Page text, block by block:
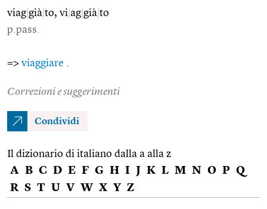
viag già to, vi ag già to
p.pass.
=> viaggiare
Correzioni e suggerimenti
Condividi
Il dizionario di italiano dalla a alla z
A B C D E F G H I J K L M N O P Q
R S T U V W X Y Z